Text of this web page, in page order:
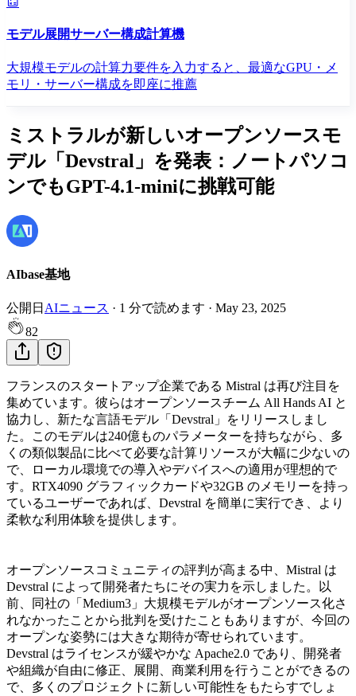
モデル展開サーバー構成計算機
大規模モデルの計算力要件を入力すると、最適なGPU・メ
モリ・サーバー構成を即座に推薦
ミストラルが新しいオープンソースモ
デル「Devstral」を発表：ノートパソコ
ンでもGPT-4.1-miniに挑戦可能
AIbase基地
公開日 AIニュース · 1 分で読めます · May 23, 2025
82
フランスのスタートアップ企業である Mistral は再び注目を
集めています。彼らはオープンソースチーム All Hands AI と
協力し、新たな言語モデル「Devstral」をリリースしまし
た。このモデルは240億ものパラメーターを持ちながら、多
くの類似製品に比べて必要な計算リソースが大幅に少ないの
で、ローカル環境での導入やデバイスへの適用が理想的で
す。RTX4090 グラフィックカードや32GB のメモリーを持っ
ているユーザーであれば、Devstral を簡単に実行でき、より
柔軟な利用体験を提供します。
オープンソースコミュニティの評判が高まる中、Mistral は
Devstral によって開発者たちにその実力を示しました。以
前、同社の「Medium3」大規模モデルがオープンソース化さ
れなかったことから批判を受けたこともありますが、今回の
オープンな姿勢には大きな期待が寄せられています。
Devstral はライセンスが緩やかな Apache2.0 であり、開発者
や組織が自由に修正、展開、商業利用を行うことができるの
で、多くのプロジェクトに新しい可能性をもたらすでしょ